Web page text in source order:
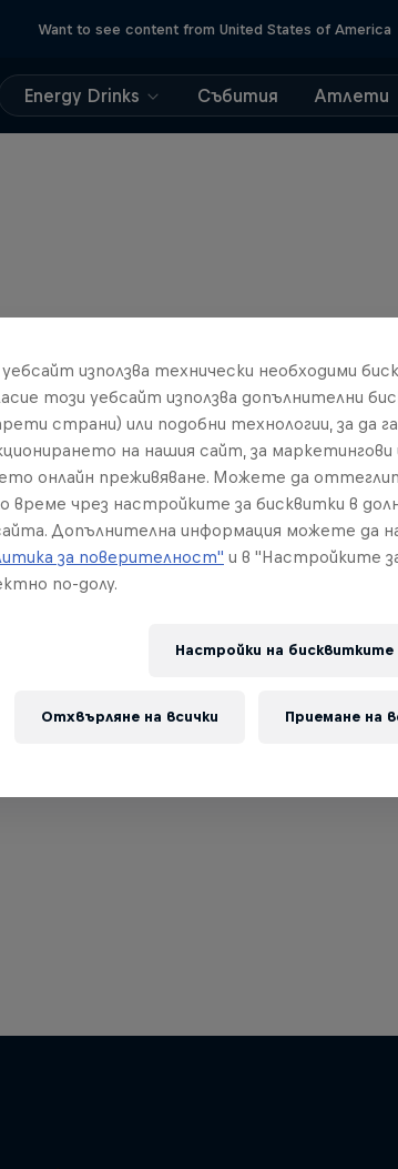
Want to see content from United States of America
Energy Drinks Събития Атлети
уебсайт използва технически необходими
този уебсайт използва допълнителни
страни) или подобни технологии, за да
на нашия сайт, за маркетингови
онлайн преживяване. Можете да
време чрез настройките за бисквитки в
Допълнителна информация можете да
за поверителност" и в "Настройките
по-долу.
Настройки на бисквитките
Отхвърляне на всички Приемане на